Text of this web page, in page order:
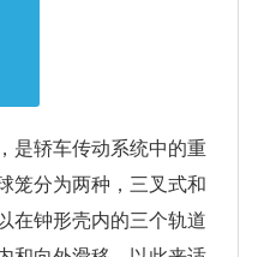
是轿车传动系统中的重
笼分为两种，三叉式和
在钟形壳内的三个轨道